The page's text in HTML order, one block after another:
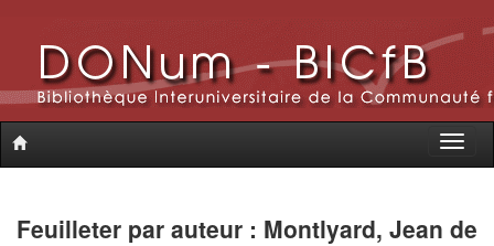
Toggle
Feuilleter par auteur : Montlyard, Jean de